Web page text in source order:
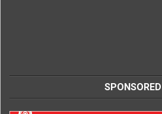
SPONSORED